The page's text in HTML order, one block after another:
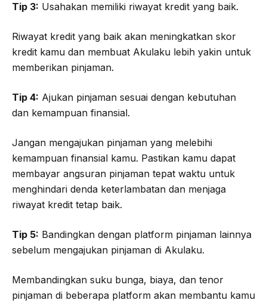
Tip 3: Usahakan memiliki riwayat kredit yang baik.
Riwayat kredit yang baik akan meningkatkan skor
kredit kamu dan membuat Akulaku lebih yakin untuk
memberikan pinjaman.
Tip 4: Ajukan pinjaman sesuai dengan kebutuhan
dan kemampuan finansial.
Jangan mengajukan pinjaman yang melebihi
kemampuan finansial kamu. Pastikan kamu dapat
membayar angsuran pinjaman tepat waktu untuk
menghindari denda keterlambatan dan menjaga
riwayat kredit tetap baik.
Tip 5: Bandingkan dengan platform pinjaman lainnya
sebelum mengajukan pinjaman di Akulaku.
Membandingkan suku bunga, biaya, dan tenor
pinjaman di beberapa platform akan membantu kamu